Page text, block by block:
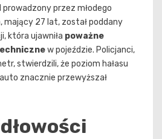
przez młodego
mający 27 lat, został poddany
która ujawniła poważne
w pojeździe. Policjanci,
stwierdzili, że poziom hałasu
znacznie przewyższał